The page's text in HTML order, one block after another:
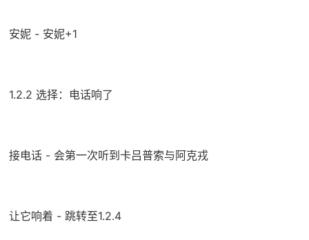
安妮 - 安妮+1
1.2.2 选择：电话响了
接电话 - 会第一次听到卡吕普索与阿克戎
让它响着 - 跳转至1.2.4